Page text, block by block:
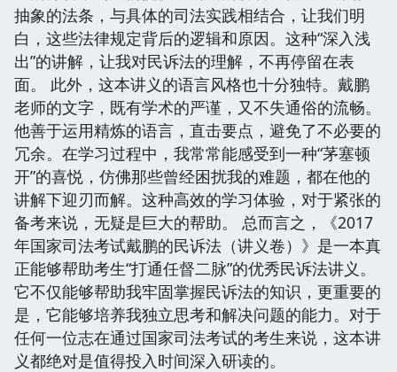
抽象的法条，与具体的司法实践相结合，让我们明
白，这些法律规定背后的逻辑和原因。这种“深入浅
出”的讲解，让我对民诉法的理解，不再停留在表
面。 此外，这本讲义的语言风格也十分独特。戴鹏
老师的文字，既有学术的严谨，又不失通俗的流畅。
他善于运用精炼的语言，直击要点，避免了不必要的
冗余。在学习过程中，我常常能感受到一种“茅塞顿
开”的喜悦，仿佛那些曾经困扰我的难题，都在他的
讲解下迎刃而解。这种高效的学习体验，对于紧张的
备考来说，无疑是巨大的帮助。 总而言之，《2017
年国家司法考试戴鹏的民诉法（讲义卷）》是一本真
正能够帮助考生“打通任督二脉”的优秀民诉法讲义。
它不仅能够帮助我牢固掌握民诉法的知识，更重要的
是，它能够培养我独立思考和解决问题的能力。对于
任何一位志在通过国家司法考试的考生来说，这本讲
义都绝对是值得投入时间深入研读的。